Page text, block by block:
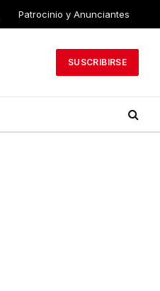
Patrocinio y Anunciantes
SUSCRIBIRSE